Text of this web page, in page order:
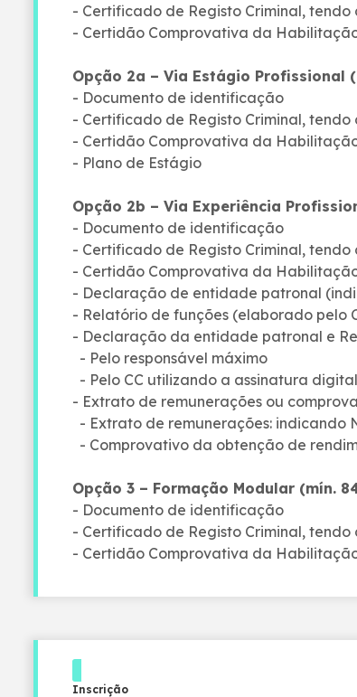
- Certificado de Registo Criminal, tendo
- Certidão Comprovativa da
Opção 2a – Via Estágio Profissional
- Documento de identificação
- Certificado de Registo Criminal, tendo
- Certidão Comprovativa da
- Plano de Estágio
Opção 2b – Via Experiência
- Documento de identificação
- Certificado de Registo Criminal, tendo
- Certidão Comprovativa da
- Declaração de entidade patronal
- Relatório de funções (elaborado pelo
- Declaração da entidade patronal e
- Pelo responsável máximo
- Pelo CC utilizando a assinatura
- Extrato de remunerações ou
- Extrato de remunerações: indicando
- Comprovativo da obtenção de
Opção 3 – Formação Modular (mín.
- Documento de identificação
- Certificado de Registo Criminal, tendo
- Certidão Comprovativa da
Inscrição